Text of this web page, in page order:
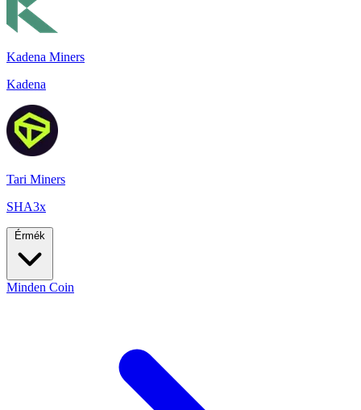
Kadena Miners
Kadena
Tari Miners
SHA3x
Érmék
Minden Coin